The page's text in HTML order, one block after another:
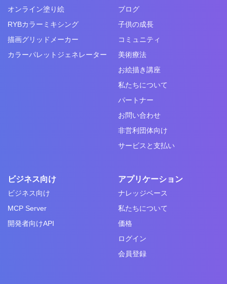
オンライン塗り絵
RYBカラーミキシング
描画グリッドメーカー
カラーパレットジェネレーター
ブログ
子供の成長
コミュニティ
美術療法
お絵描き講座
私たちについて
パートナー
お問い合わせ
非営利団体向け
サービスと支払い
ビジネス向け
ビジネス向け
MCP Server
開発者向けAPI
アプリケーション
ナレッジベース
私たちについて
価格
ログイン
会員登録